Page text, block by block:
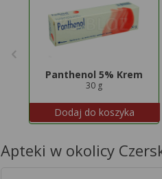
Panthenol 5% Krem
30 g
Dodaj do koszyka
Apteki w okolicy